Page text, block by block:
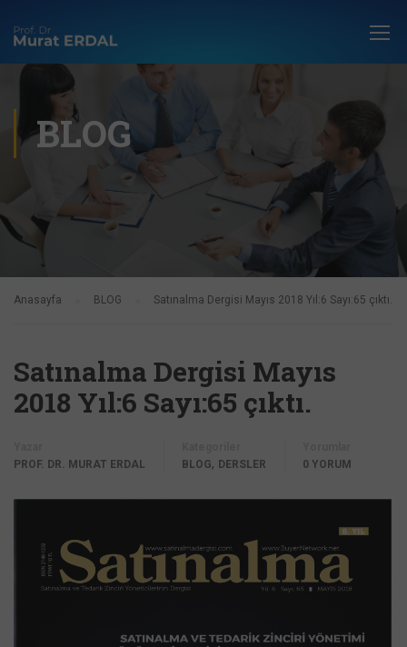
BLOG
Anasayfa BLOG Satınalma Dergisi Mayıs 2018 Yıl:6 Sayı:65 çıktı.
Satınalma Dergisi Mayıs
2018 Yıl:6 Sayı:65 çıktı.
PROF. DR. MURAT ERDAL
BLOG, DERSLER
0 YORUM